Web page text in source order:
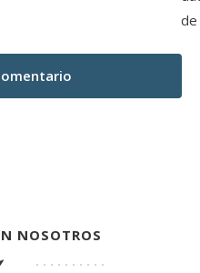
NOSOTROS